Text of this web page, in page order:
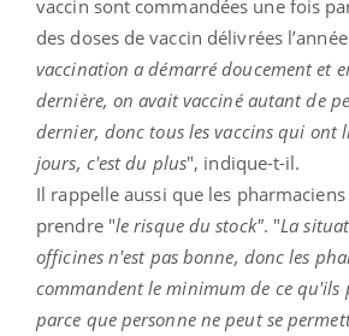
vaccin sont commandées une fois
des doses de vaccin délivrées
vaccination a démarré doucement et
dernière, on avait vacciné autant de
dernier, donc tous les vaccins qui ont
jours, c'est du plus", indique-t-il.
Il rappelle aussi que les
prendre "le risque du stock". "La
officines n'est pas bonne, donc les
commandent le minimum de ce qu'ils
parce que personne ne peut se